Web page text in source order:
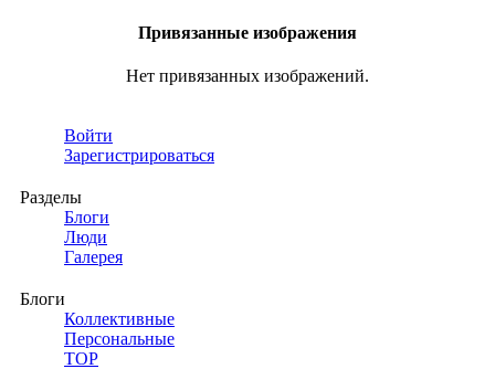
Привязанные изображения
Нет привязанных изображений.
Войти
Зарегистрироваться
Разделы
Блоги
Люди
Галерея
Блоги
Коллективные
Персональные
TOP